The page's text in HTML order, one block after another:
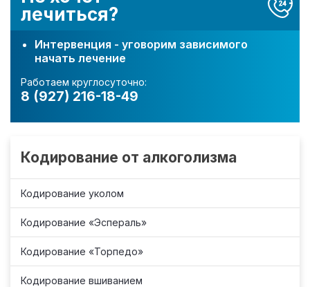
лечиться?
Интервенция - уговорим зависимого
начать лечение
Работаем круглосуточно:
8 (927) 216-18-49
Кодирование от алкоголизма
Кодирование уколом
Кодирование «Эспераль»
Кодирование «Торпедо»
Кодирование вшиванием